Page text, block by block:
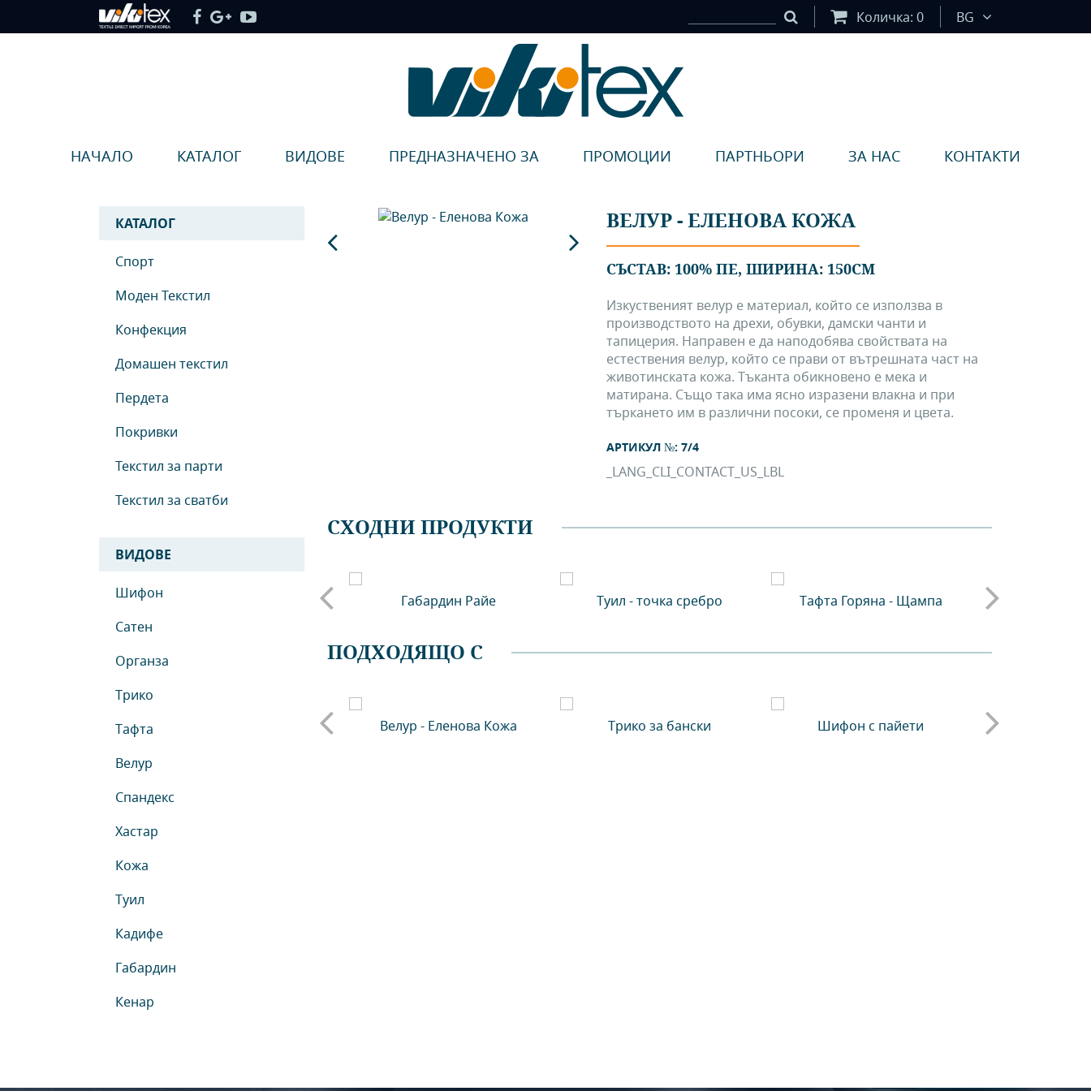
Количка: 0 BG
НАЧАЛО КАТАЛОГ ВИДОВЕ ПРЕДНАЗНАЧЕНО ЗА ПРОМОЦИИ ПАРТНЬОРИ ЗА НАС КОНТАКТИ
ВЕЛУР - ЕЛЕНОВА КОЖА
СЪСТАВ: 100% ПЕ, ШИРИНА: 150СМ
Изкуственият велур е материал, който се използва в
производството на дрехи, обувки, дамски чанти и
тапицерия. Направен е да наподобява свойствата на
естествения велур, който се прави от вътрешната част на
животинската кожа. Тъканта обикновено е мека и
матирана. Също така има ясно изразени влакна и при
търкането им в различни посоки, се променя и цвета.
АРТИКУЛ №: 7/4
_LANG_CLI_CONTACT_US_LBL
СХОДНИ ПРОДУКТИ
Габардин Райе Туил - точка сребро Тафта Горяна - Щампа
ПОДХОДЯЩО С
Велур - Еленова Кожа Трико за бански Шифон с пайети
КАТАЛОГ
Спорт
Моден Текстил
Конфекция
Домашен текстил
Пердета
Покривки
Текстил за парти
Текстил за сватби
ВИДОВЕ
Шифон
Сатен
Органза
Трико
Тафта
Велур
Спандекс
Хастар
Кожа
Туил
Кадифе
Габардин
Кенар